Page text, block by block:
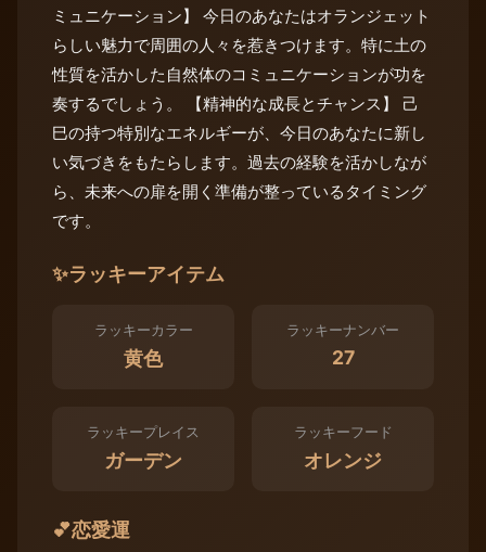
ミュニケーション】 今日のあなたはオランジェット
らしい魅力で周囲の人々を惹きつけます。特に土の
性質を活かした自然体のコミュニケーションが功を
奏するでしょう。 【精神的な成長とチャンス】 己
巳の持つ特別なエネルギーが、今日のあなたに新し
い気づきをもたらします。過去の経験を活かしなが
ら、未来への扉を開く準備が整っているタイミング
です。
✨ラッキーアイテム
ラッキーカラー
黄色
ラッキーナンバー
27
ラッキープレイス
ガーデン
ラッキーフード
オレンジ
💕恋愛運